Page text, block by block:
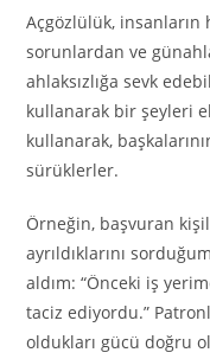
Açgözlülük, insanların
sorunlardan ve
ahlaksızlığa sevk
kullanarak bir şeyleri
kullanarak,
sürüklerler.
Örneğin, başvuran
ayrıldıklarını
aldım: “Önceki iş
taciz ediyordu.”
oldukları gücü doğru